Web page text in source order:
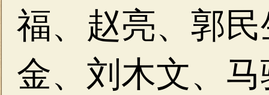
福、赵亮、 郭
金、刘木文、